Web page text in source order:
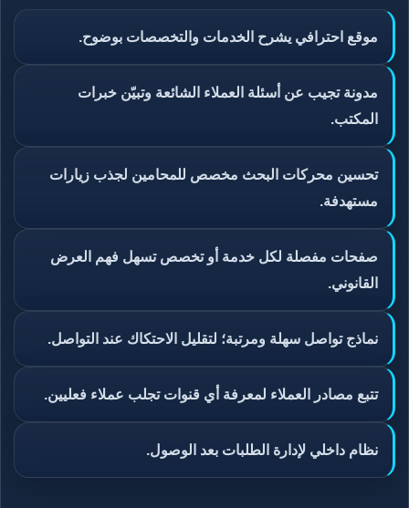
موقع احترافي يشرح الخدمات والتخصصات بوضوح.
مدونة تجيب عن أسئلة العملاء الشائعة وتبيّن خبرات
المكتب.
تحسين محركات البحث مخصص للمحامين لجذب زيارات
مستهدفة.
صفحات مفصلة لكل خدمة أو تخصص تسهل فهم العرض
القانوني.
نماذج تواصل سهلة ومرتبة؛ لتقليل الاحتكاك عند التواصل.
تتبع مصادر العملاء لمعرفة أي قنوات تجلب عملاء فعليين.
نظام داخلي لإدارة الطلبات بعد الوصول.